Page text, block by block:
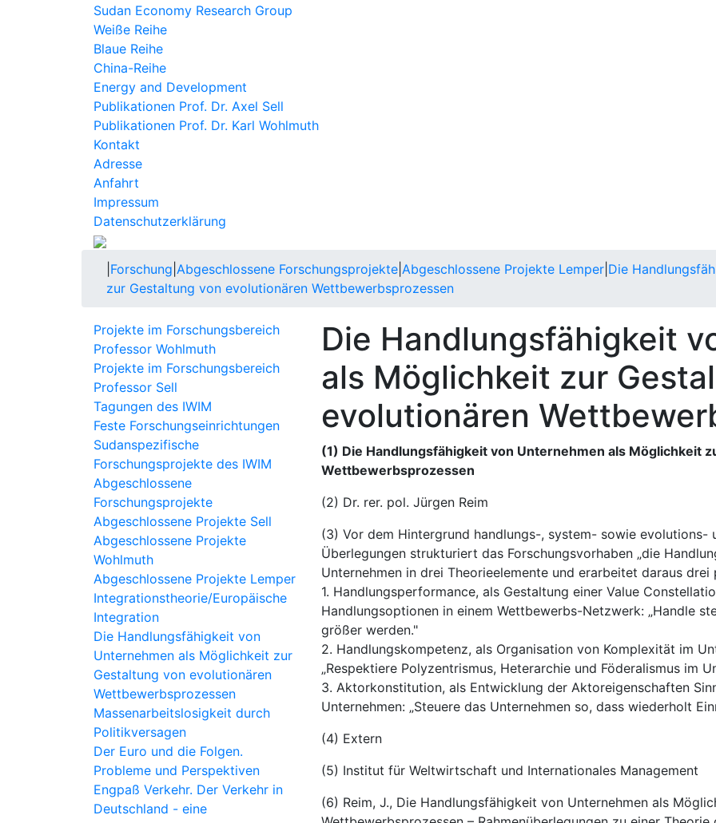
Sudan Economy Research Group
Weiße Reihe
Blaue Reihe
China-Reihe
Energy and Development
Publikationen Prof. Dr. Axel Sell
Publikationen Prof. Dr. Karl Wohlmuth
Kontakt
Adresse
Anfahrt
Impressum
Datenschutzerklärung
Forschung Abgeschlossene Forschungsprojekte Abgeschlossene Projekte Lemper Die
zur Gestaltung von evolutionären Wettbewerbsprozessen
Projekte im Forschungsbereich
Professor Wohlmuth
Projekte im Forschungsbereich
Professor Sell
Tagungen des IWIM
Feste Forschungseinrichtungen
Sudanspezifische
Forschungsprojekte des IWIM
Abgeschlossene
Forschungsprojekte
Abgeschlossene Projekte Sell
Abgeschlossene Projekte
Wohlmuth
Abgeschlossene Projekte Lemper
Integrationstheorie/Europäische
Integration
Die Handlungsfähigkeit von
Unternehmen als Möglichkeit zur
Gestaltung von evolutionären
Wettbewerbsprozessen
Massenarbeitslosigkeit durch
Politikversagen
Der Euro und die Folgen.
Probleme und Perspektiven
Engpaß Verkehr. Der Verkehr in
Deutschland - eine
Die Handlungsfähigkeit
als Möglichkeit zur
evolutionären
(1) Die Handlungsfähigkeit von Unternehmen als Möglichkeit
Wettbewerbsprozessen
(2) Dr. rer. pol. Jürgen Reim
(3) Vor dem Hintergrund handlungs-, system- sowie
Überlegungen strukturiert das Forschungsvorhaben „die
Unternehmen in drei Theorieelemente und erarbeitet daraus
1. Handlungsperformance, als Gestaltung einer Value
Handlungsoptionen in einem Wettbewerbs-Netzwerk: „Handle
größer werden."
2. Handlungskompetenz, als Organisation von Komplexität im
„Respektiere Polyzentrismus, Heterarchie und Föderalismus im
3. Aktorkonstitution, als Entwicklung der Aktoreigenschaften
Unternehmen: „Steuere das Unternehmen so, dass wiederholt
(4) Extern
(5) Institut für Weltwirtschaft und Internationales Management
(6) Reim, J., Die Handlungsfähigkeit von Unternehmen als